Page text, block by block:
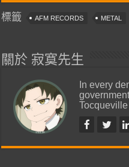
標籤 AFM RECORDS METAL
關於 寂寞先生
In every
Tocqueville